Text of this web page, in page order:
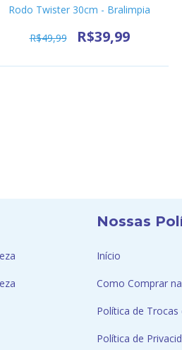
Rodo Twister 30cm - Bralimpia
R$49,99 R$39,99
Nossas
Início
Como Comprar
Política de
Política de